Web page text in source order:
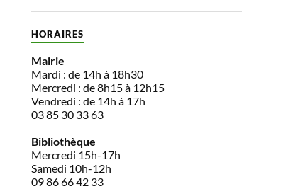
HORAIRES
Mairie
Mardi : de 14h à 18h30
Mercredi : de 8h15 à 12h15
Vendredi : de 14h à 17h
03 85 30 33 63
Bibliothèque
Mercredi 15h-17h
Samedi 10h-12h
09 86 66 42 33